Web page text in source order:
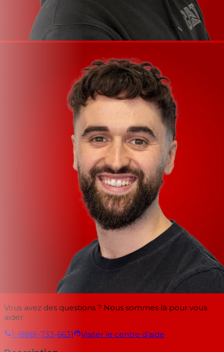
Vous avez des questions ? Nous sommes là pour vous
aider.
1-(888)-733-6631
Visiter le centre d'aide